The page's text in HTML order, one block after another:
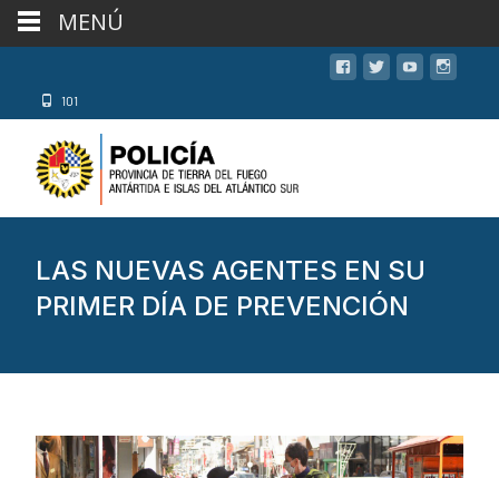
101
LAS NUEVAS AGENTES EN SU
PRIMER DÍA DE PREVENCIÓN
MENÚ